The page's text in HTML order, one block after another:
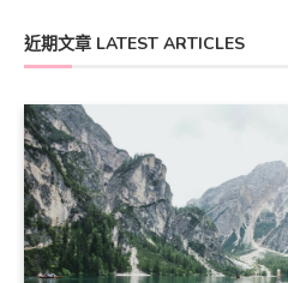
近期文章 LATEST ARTICLES